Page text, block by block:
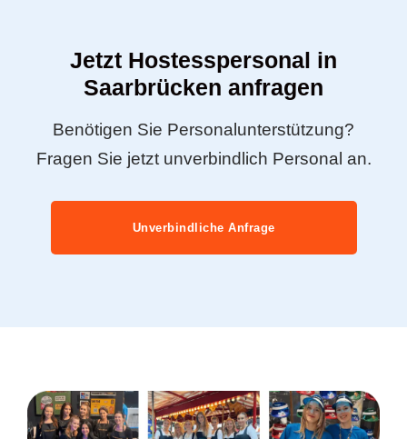
Jetzt Hostesspersonal in
Saarbrücken anfragen
Benötigen Sie Personalunterstützung?
Fragen Sie jetzt unverbindlich Personal an.
Unverbindliche Anfrage